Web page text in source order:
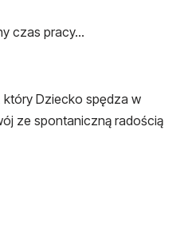
czas pracy…
Dziecko spędza w
ze spontaniczną radością